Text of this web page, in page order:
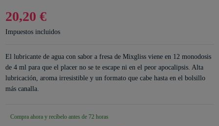
20,20 €
Impuestos incluidos
El lubricante de agua con sabor a fresa de Mixgliss viene en 12 monodosis
de 4 ml para que el placer no se te escape ni en el peor apocalipsis. Alta
lubricación, aroma irresistible y un formato que cabe hasta en el bolsillo
más canalla.
Compra ahora y recíbelo antes de 72 horas